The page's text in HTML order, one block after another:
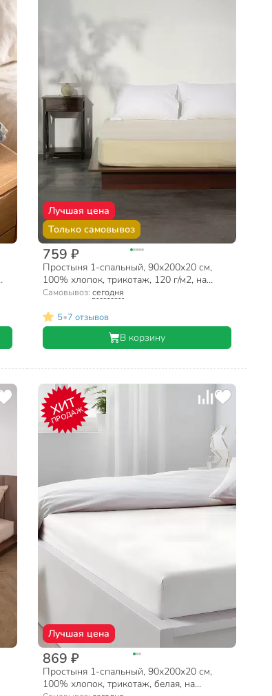
Лучшая цена
Только самовывоз
759 ₽
Простыня 1-спальный, 90х200х20 см,
100% хлопок, трикотаж, 120 г/м2, на
резинке, Silvano, Кремовый, ПТр90*200
Самовывоз:сегодня
5•7 отзывов
В корзину
ХИТ
ПРОДАЖ
Лучшая цена
869 ₽
Простыня 1-спальный, 90х200х20 см,
100% хлопок, трикотаж, белая, на